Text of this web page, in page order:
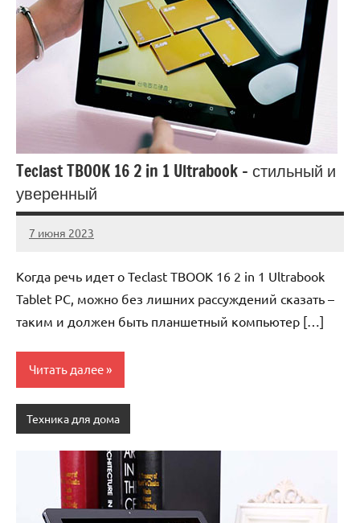
Teclast TBOOK 16 2 in 1 Ultrabook – стильный и
уверенный
7 июня 2023
legostart_ru
Нет
Когда речь идет о Teclast TBOOK 16 2 in 1 Ultrabook
Tablet PC, можно без лишних рассуждений сказать –
таким и должен быть планшетный компьютер […]
Читать далее
Техника для дома